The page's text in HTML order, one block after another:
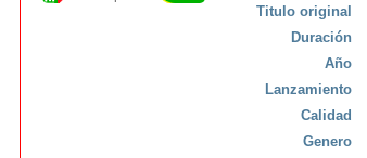
Titulo original
Duración
Año
Lanzamiento
Calidad
Genero